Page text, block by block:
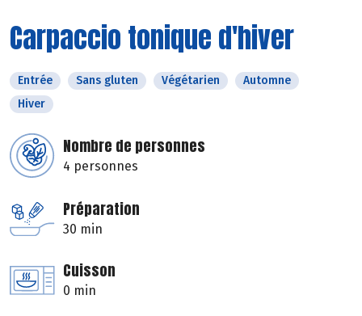
Carpaccio tonique d'hiver
Entrée Sans gluten Végétarien
Automne
Hiver
Nombre de personnes
4 personnes
Préparation
30 min
Cuisson
0 min